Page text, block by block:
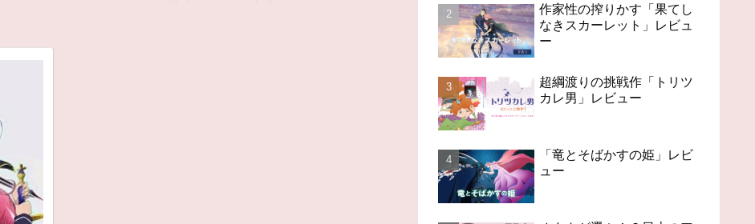
ゴいアニメ１４
作家性の搾りかす「果てし
なきスカーレット」レビュ
ー
超綱渡りの挑戦作「トリツ
カレ男」レビュー
「竜とそばかすの姫」レビ
ュー